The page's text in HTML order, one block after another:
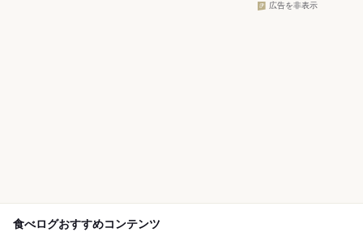
広告を非表示
食べログおすすめコンテンツ